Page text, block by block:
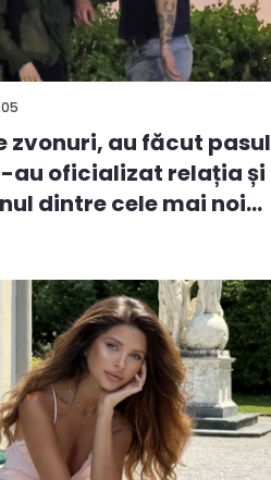
zvonuri, au făcut pasul
au oficializat relația și
dintre cele mai noi